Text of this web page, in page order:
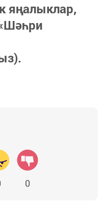
яңалыклар,
0